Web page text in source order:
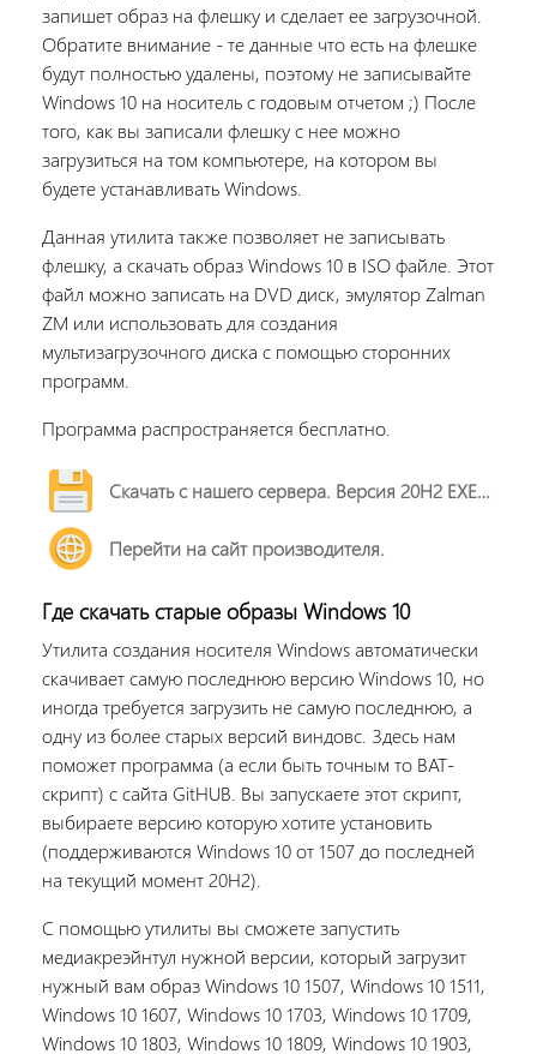
запишет образ на флешку и сделает ее загрузочной.
Обратите внимание - те данные что есть на флешке
будут полностью удалены, поэтому не записывайте
Windows 10 на носитель с годовым отчетом ;) После
того, как вы записали флешку с нее можно
загрузиться на том компьютере, на котором вы
будете устанавливать Windows.
Данная утилита также позволяет не записывать
флешку, а скачать образ Windows 10 в ISO файле. Этот
файл можно записать на DVD диск, эмулятор Zalman
ZM или использовать для создания
мультизагрузочного диска с помощью сторонних
программ.
Программа распространяется бесплатно.
Скачать с нашего сервера. Версия 20H2 EXE-файл, около 19 мб.
Перейти на сайт производителя.
Где скачать старые образы Windows 10
Утилита создания носителя Windows автоматически
скачивает самую последнюю версию Windows 10, но
иногда требуется загрузить не самую последнюю, а
одну из более старых версий виндовс. Здесь нам
поможет программа (а если быть точным то BAT-
скрипт) с сайта GitHUB. Вы запускаете этот скрипт,
выбираете версию которую хотите установить
(поддерживаются Windows 10 от 1507 до последней
на текущий момент 20H2).
С помощью утилиты вы сможете запустить
медиакреэйнтул нужной версии, который загрузит
нужный вам образ Windows 10 1507, Windows 10 1511,
Windows 10 1607, Windows 10 1703, Windows 10 1709,
Windows 10 1803, Windows 10 1809, Windows 10 1903,